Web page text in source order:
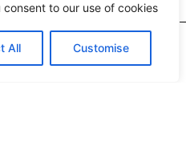
to our use of cookies.
Customise
All